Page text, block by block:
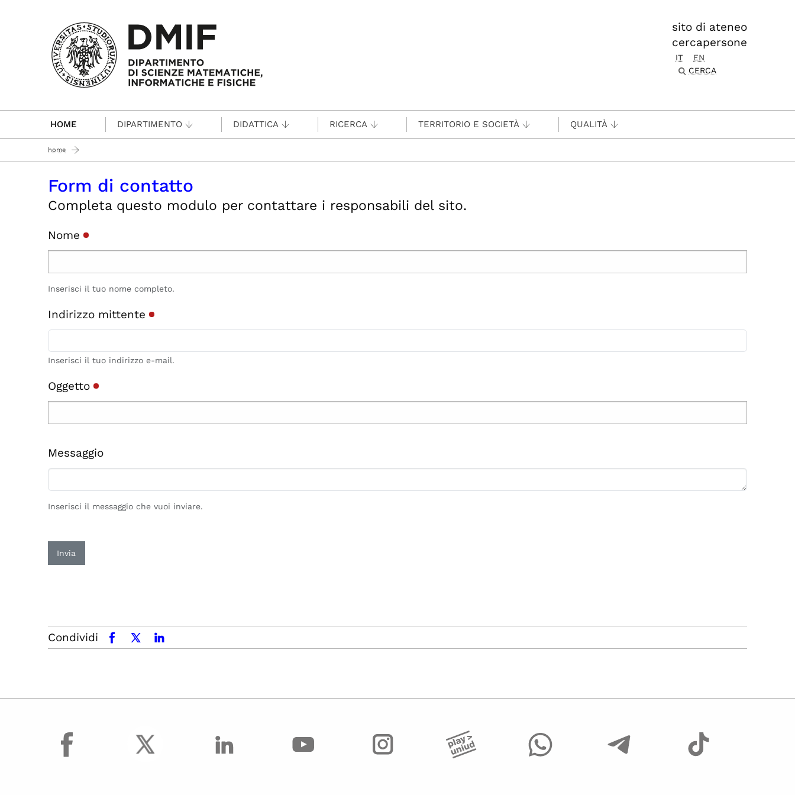
sito di ateneo
cercapersone
IT
EN
CERCA
HOME DIPARTIMENTO DIDATTICA RICERCA TERRITORIO E SOCIETÀ QUALITÀ
home
Form di contatto
Completa questo modulo per contattare i responsabili del sito.
Nome
Inserisci il tuo nome completo.
Indirizzo mittente
Inserisci il tuo indirizzo e-mail.
Oggetto
Messaggio
Inserisci il messaggio che vuoi inviare.
Invia
Condividi facebookx.comlinkedin
facebook